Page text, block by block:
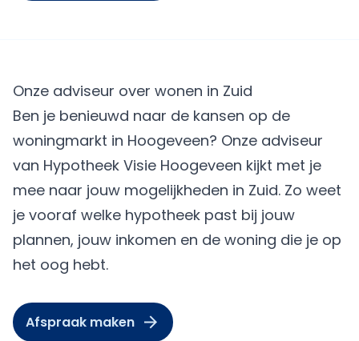
Onze adviseur over wonen in Zuid
Ben je benieuwd naar de kansen op de
woningmarkt in Hoogeveen? Onze adviseur
van Hypotheek Visie Hoogeveen kijkt met je
mee naar jouw mogelijkheden in Zuid. Zo weet
je vooraf welke hypotheek past bij jouw
plannen, jouw inkomen en de woning die je op
het oog hebt.
Afspraak maken